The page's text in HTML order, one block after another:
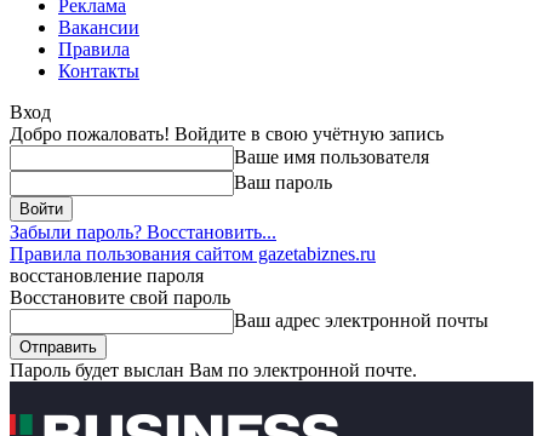
Реклама
Вакансии
Правила
Контакты
Вход
Добро пожаловать! Войдите в свою учётную запись
Ваше имя пользователя
Ваш пароль
Забыли пароль? Восстановить...
Правила пользования сайтом gazetabiznes.ru
восстановление пароля
Восстановите свой пароль
Ваш адрес электронной почты
Пароль будет выслан Вам по электронной почте.